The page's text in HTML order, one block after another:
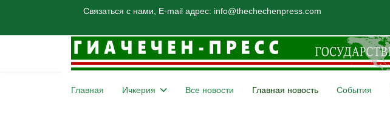
Связаться с нами, E-mail адрес: info@thechechenpress.com
Главная Ичкерия Все новости Главная новость События